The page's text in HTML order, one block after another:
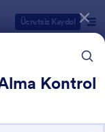
Ücretsiz Kaydol
Kontrol